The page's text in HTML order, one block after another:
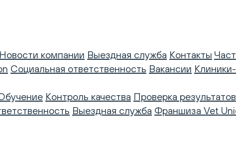
Новости компании Выездная служба Контакты
Социальная ответственность Вакансии
Контроль качества Проверка
Выездная служба Франшиза Vet